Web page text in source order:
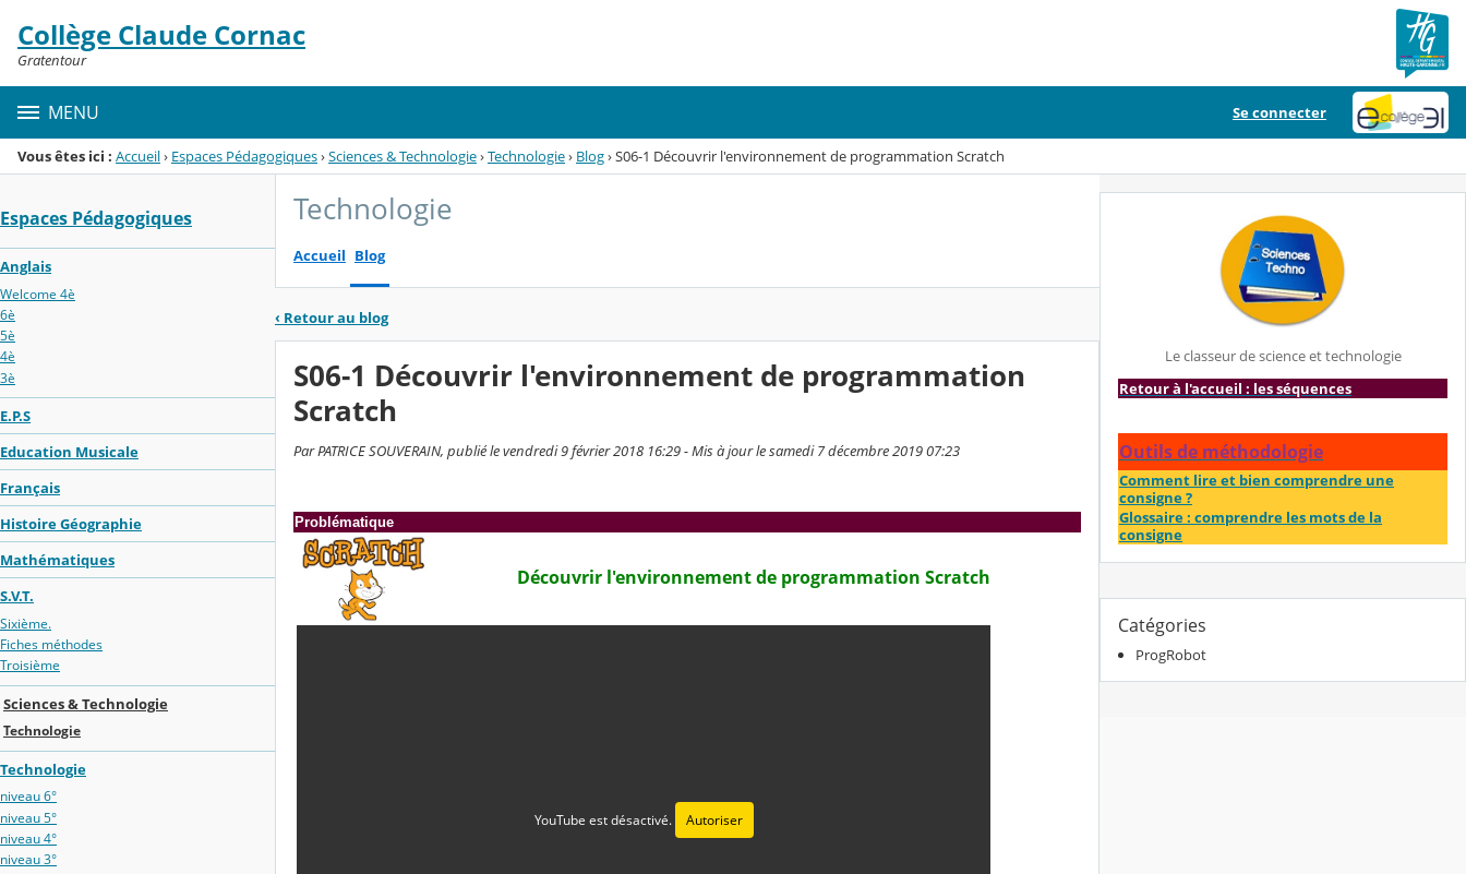
Menu de la rubrique
Contenu
Collège Claude Cornac
Gratentour
MENU Se connecter
Vous êtes ici : Accueil› Espaces Pédagogiques›Sciences & Technologie›Technologie› Blog›S06-1 Découvrir l'environnement de programmation Scratch
Espaces Pédagogiques
Anglais
Welcome 4è
6è
5è
4è
3è
E.P.S
Education Musicale
Français
Histoire Géographie
Mathématiques
S.V.T.
Sixième.
Fiches méthodes
Troisième
Sciences & Technologie
Technologie
Technologie
niveau 6°
niveau 5°
niveau 4°
niveau 3°
Technologie
Accueil Blog
‹ Retour au blog
S06-1 Découvrir l'environnement de programmation
Scratch
Par PATRICE SOUVERAIN, publié le vendredi 9 février 2018 16:29 - Mis à jour le samedi 7 décembre 2019 07:23
Problématique
Découvrir l'environnement de programmation Scratch
YouTube est désactivé. Autoriser
Le classeur de science et technologie
Retour à l'accueil : les séquences
Outils de méthodologie
Comment lire et bien comprendre une
consigne ?
Glossaire : comprendre les mots de la
consigne
Catégories
ProgRobot